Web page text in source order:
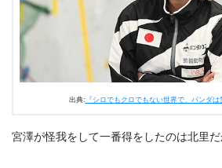
出典: 『シロでもクロでもない世界で、パンダ
宮澤が怪我をして一番得をしたのは北里だ